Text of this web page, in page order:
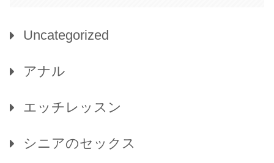
Uncategorized
アナル
エッチレッスン
シニアのセックス